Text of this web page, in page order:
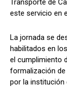
Transporte de
este servicio en
La jornada se
habilitados en
el cumplimiento
formalización de
por la institución